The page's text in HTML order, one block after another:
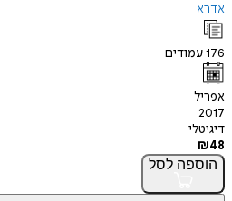
אדרא
176עמודים
אפריל
2017
דיגיטלי
₪48
הוספה לסל